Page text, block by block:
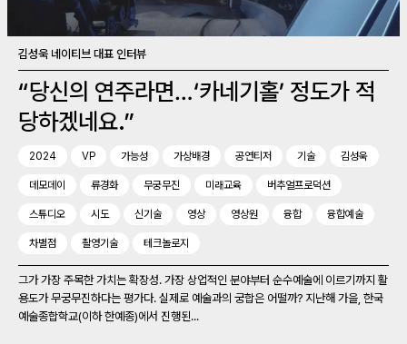
김성욱 네이티브 대표 인터뷰
“당신의 연주라면…‘카네기홀’ 정도가 적
당하겠네요.”
2024 VP 가능성 가상배경 공연티저 기술 김성욱
데모데이 류경화 무궁무진 미래교육 버추얼프로덕션
스튜디오 시도 신기술 영상 영상원 융합 융합예술
차별점 촬영기술 테크놀로지
그가 가장 주목한 가치는 확장성. 가장 상업적인 분야부터 순수예술에 이르기까지 활
용도가 무궁무진하다는 평가다. 실제로 예술과의 궁합은 어떨까? 지난해 가을, 한국
예술종합학교(이하 한예종)에서 진행된...